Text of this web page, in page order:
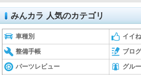
みんカラ 人気のカテゴリ
車種別 イイね
整備手帳 ブログ
パーツレビュー グル